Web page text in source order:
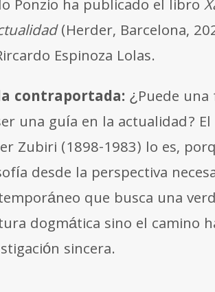
Ponzio ha publicado el libro
(Herder, Barcelona,
Espinoza Lolas.
contraportada: ¿Puede
una guía en la actualidad?
Zubiri (1898-1983) lo es,
desde la perspectiva
que busca una
dogmática sino el camino
sincera.